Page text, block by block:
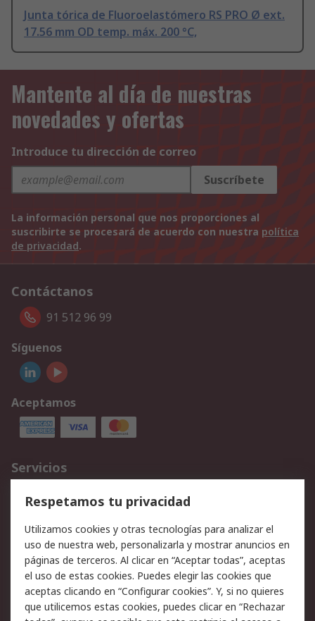
Junta tórica de Fluoroelastómero RS PRO Ø ext.
17.56 mm OD temp. máx. 200 °C,
Mantente al día de nuestras
novedades y ofertas
Introduce tu dirección de correo
Suscríbete
La información personal que nos proporciones al
suscribirte se procesará de acuerdo con nuestra política
de privacidad.
Contáctanos
91 512 96 99
Síguenos
Aceptamos
Servicios
Cómo realizar pedidos
Devoluciones
Facturación y pago
Ofertas
Soporte técnico
Legal
Aviso legal
Política de privacidad -
Actualizada
Respetamos tu privacidad
Utilizamos cookies y otras tecnologías para analizar el
uso de nuestra web, personalizarla y mostrar anuncios en
páginas de terceros. Al clicar en “Aceptar todas”, aceptas
el uso de estas cookies. Puedes elegir las cookies que
aceptas clicando en “Configurar cookies”. Y, si no quieres
que utilicemos estas cookies, puedes clicar en “Rechazar